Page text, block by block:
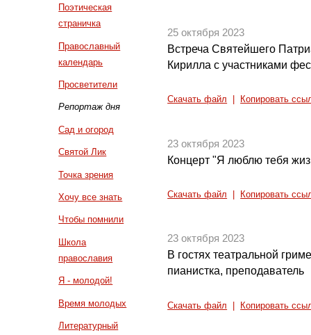
Поэтическая
страничка
Православный
календарь
Просветители
Репортаж дня
Сад и огород
Святой Лик
Точка зрения
Хочу все знать
Чтобы помнили
Школа
православия
Я - молодой!
Время молодых
Литературный
25 октября 2023
Встреча Святейшего
Кирилла с участниками
Скачать файл Копировать
23 октября 2023
Концерт "Я люблю тебя
Скачать файл Копировать
23 октября 2023
В гостях театральной
пианистка, преподаватель
Скачать файл Копировать